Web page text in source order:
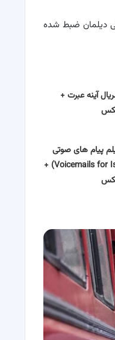
دیلمان ضبط شده
آینه عبرت +
پیام های صوتی
برای ایزابل (Voicemails for Isabelle) +